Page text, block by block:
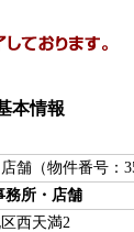
本情報
舗（物件番号：
務所・店舗
西天満2